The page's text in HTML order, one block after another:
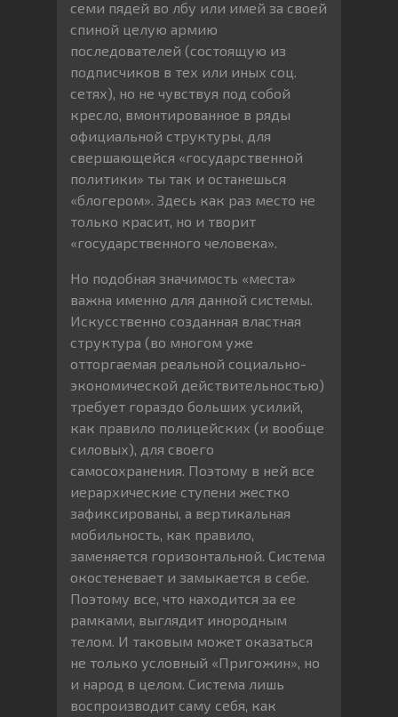
семи пядей во лбу или имей за своей
спиной целую армию
последователей (состоящую из
подписчиков в тех или иных соц.
сетях), но не чувствуя под собой
кресло, вмонтированное в ряды
официальной структуры, для
свершающейся «государственной
политики» ты так и останешься
«блогером». Здесь как раз место не
только красит, но и творит
«государственного человека».
Но подобная значимость «места»
важна именно для данной системы.
Искусственно созданная властная
структура (во многом уже
отторгаемая реальной социально-
экономической действительностью)
требует гораздо больших усилий,
как правило полицейских (и вообще
силовых), для своего
самосохранения. Поэтому в ней все
иерархические ступени жестко
зафиксированы, а вертикальная
мобильность, как правило,
заменяется горизонтальной. Система
окостеневает и замыкается в себе.
Поэтому все, что находится за ее
рамками, выглядит инородным
телом. И таковым может оказаться
не только условный «Пригожин», но
и народ в целом. Система лишь
воспроизводит саму себя, как